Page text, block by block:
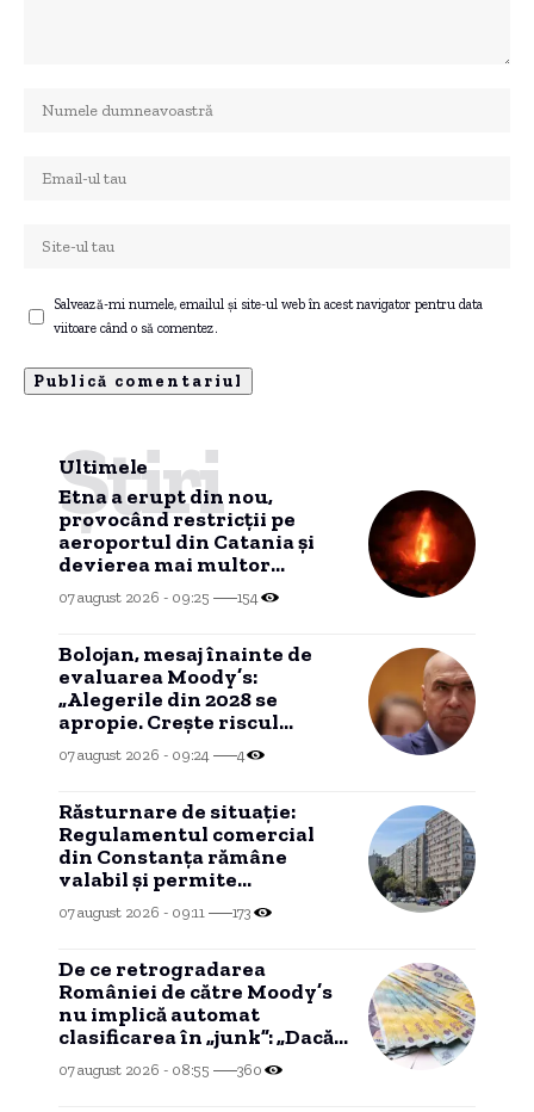
Salvează-mi numele, emailul și site-ul web în acest navigator pentru data
viitoare când o să comentez.
Ultimele
Știri
Etna a erupt din nou,
provocând restricții pe
aeroportul din Catania și
devierea mai multor
zboruri.
07 august 2026 - 09:25 154
Bolojan, mesaj înainte de
evaluarea Moody’s:
„Alegerile din 2028 se
apropie. Crește riscul
recăderii în populism și
risipă”
07 august 2026 - 09:24 4
Răsturnare de situație:
Regulamentul comercial
din Constanța rămâne
valabil și permite
funcționarea barurilor la
parterul blocurilor fără
07 august 2026 - 09:11 173
De ce retrogradarea
României de către Moody’s
nu implică automat
clasificarea în „junk”: „Dacă
contrazice Fitch, apare un
split rating”
07 august 2026 - 08:55 360